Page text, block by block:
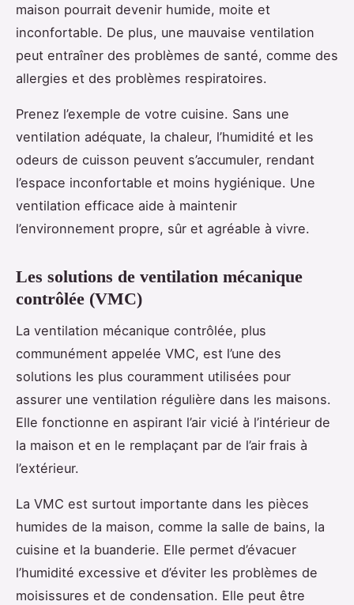
maison pourrait devenir humide, moite et
inconfortable. De plus, une mauvaise ventilation
peut entraîner des problèmes de santé, comme des
allergies et des problèmes respiratoires.
Prenez l’exemple de votre cuisine. Sans une
ventilation adéquate, la chaleur, l’humidité et les
odeurs de cuisson peuvent s’accumuler, rendant
l’espace inconfortable et moins hygiénique. Une
ventilation efficace aide à maintenir
l’environnement propre, sûr et agréable à vivre.
Les solutions de ventilation mécanique
contrôlée (VMC)
La ventilation mécanique contrôlée, plus
communément appelée VMC, est l’une des
solutions les plus couramment utilisées pour
assurer une ventilation régulière dans les maisons.
Elle fonctionne en aspirant l’air vicié à l’intérieur de
la maison et en le remplaçant par de l’air frais à
l’extérieur.
La VMC est surtout importante dans les pièces
humides de la maison, comme la salle de bains, la
cuisine et la buanderie. Elle permet d’évacuer
l’humidité excessive et d’éviter les problèmes de
moisissures et de condensation. Elle peut être